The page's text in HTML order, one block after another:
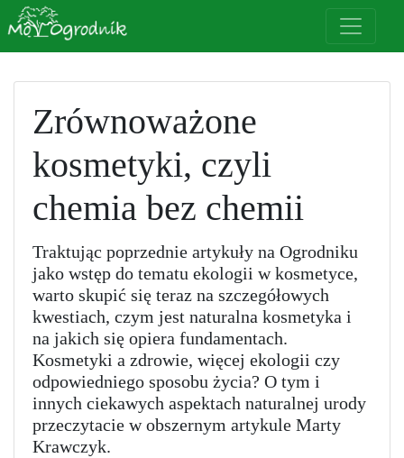
Zrównoważone
kosmetyki, czyli
chemia bez chemii
Traktując poprzednie artykuły na Ogrodniku
jako wstęp do tematu ekologii w kosmetyce,
warto skupić się teraz na szczegółowych
kwestiach, czym jest naturalna kosmetyka i
na jakich się opiera fundamentach.
Kosmetyki a zdrowie, więcej ekologii czy
odpowiedniego sposobu życia? O tym i
innych ciekawych aspektach naturalnej urody
przeczytacie w obszernym artykule Marty
Krawczyk.